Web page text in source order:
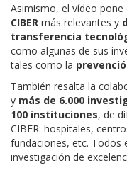
Asimismo, el vídeo
CIBER más relevantes y
transferencia
como algunas de sus
tales como la
También resalta la
y más de 6.000
100 instituciones, de
CIBER: hospitales,
fundaciones, etc. Todos
investigación de